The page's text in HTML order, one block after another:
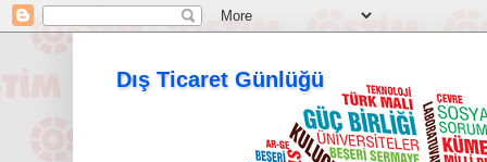
Dış Ticaret Günlüğü